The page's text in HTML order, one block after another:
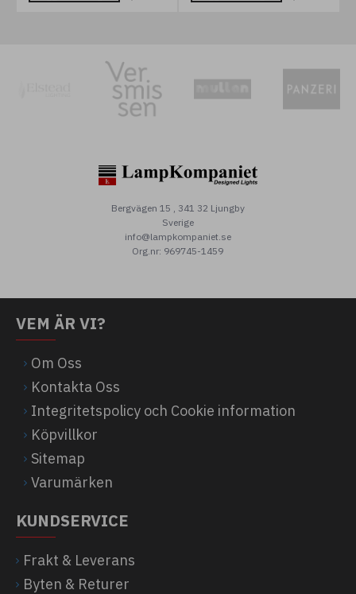
Bergvägen 15 , 341 32 Ljungby
Sverige
info@lampkompaniet.se
Org.nr: 969745-1459
VEM ÄR VI?
Om Oss
Kontakta Oss
Integritetspolicy och Cookie information
Köpvillkor
Sitemap
Varumärken
KUNDSERVICE
Frakt & Leverans
Byten & Returer